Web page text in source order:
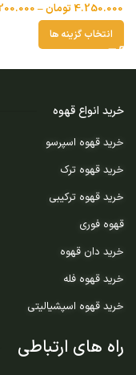
4.250.000 تومان–
انتخاب گزینه ها
خرید انواع قهوه
خرید قهوه اسپرسو
خرید قهوه ترک
خرید قهوه ترکیبی
قهوه فوری
خرید دان قهوه
خرید قهوه فله
خرید قهوه اسپشیالیتی
راه های ارتباطی